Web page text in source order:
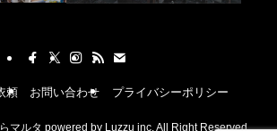
頼 お問い合わせ プライバシーポリシー
マルタ powered by Luzzu inc. All Right Reserved.